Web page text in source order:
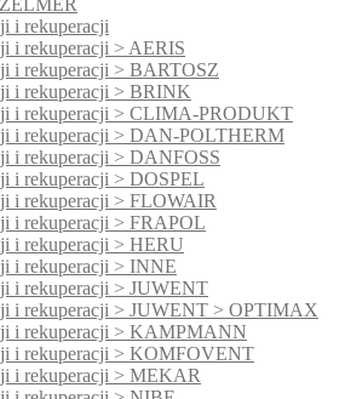
i rekuperacji
i rekuperacji > AERIS
i rekuperacji > BARTOSZ
i rekuperacji > BRINK
i rekuperacji > CLIMA-PRODUKT
i rekuperacji > DAN-POLTHERM
i rekuperacji > DANFOSS
i rekuperacji > DOSPEL
i rekuperacji > FLOWAIR
i rekuperacji > FRAPOL
i rekuperacji > HERU
i rekuperacji > INNE
i rekuperacji > JUWENT
i rekuperacji > JUWENT > OPTIMAX
i rekuperacji > KAMPMANN
i rekuperacji > KOMFOVENT
i rekuperacji > MEKAR